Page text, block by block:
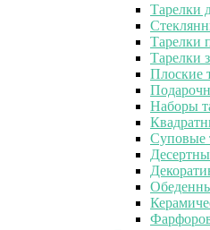
Тарелки
Тарелки
Тарелки
Плоские
Наборы
Суповые